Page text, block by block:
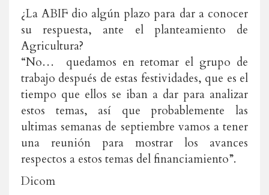
¿La ABIF dio algún plazo para dar a conocer
su respuesta, ante el planteamiento de
Agricultura?
“No… quedamos en retomar el grupo de
trabajo después de estas festividades, que es el
tiempo que ellos se iban a dar para analizar
estos temas, así que probablemente las
ultimas semanas de septiembre vamos a tener
una reunión para mostrar los avances
respectos a estos temas del financiamiento”.
Dicom